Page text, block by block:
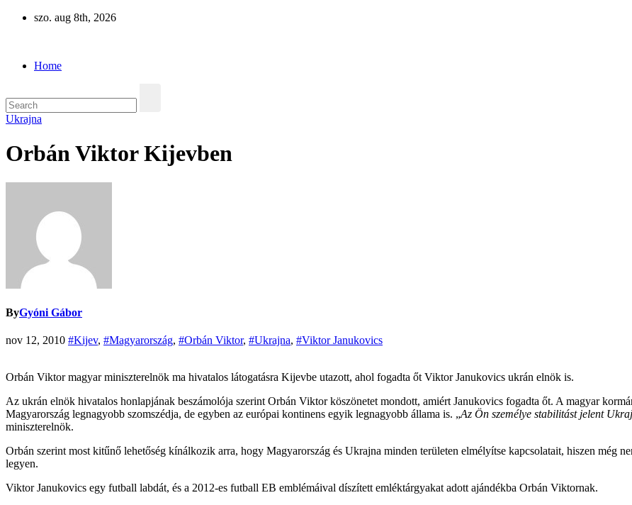
Skip
szo. aug 8th, 2026
Home
Ukrajna
Orbán Viktor Kijevben
ByGyóni Gábor
nov 12, 2010 #Kijev, #Magyarország, #Orbán Viktor, #Ukrajna, #Viktor Janukovics
Orbán Viktor magyar miniszterelnök ma hivatalos látogatásra Kijevbe utazott, ahol fogadta őt Viktor Janukovics ukrán elnök is.
Az ukrán elnök hivatalos honlapjának beszámolója szerint Orbán Viktor köszönetet mondott, amiért Janukovics fogadta őt. A magyar
Magyarország legnagyobb szomszédja, de egyben az európai kontinens egyik legnagyobb állama is. „Az Ön személye stabilitást jelent
miniszterelnök.
Orbán szerint most kitűnő lehetőség kínálkozik arra, hogy Magyarország és Ukrajna minden területen elmélyítse kapcsolatait, hiszen még
legyen.
Viktor Janukovics egy futball labdát, és a 2012-es futball EB emblémáival díszített emléktárgyakat adott ajándékba Orbán Viktornak.